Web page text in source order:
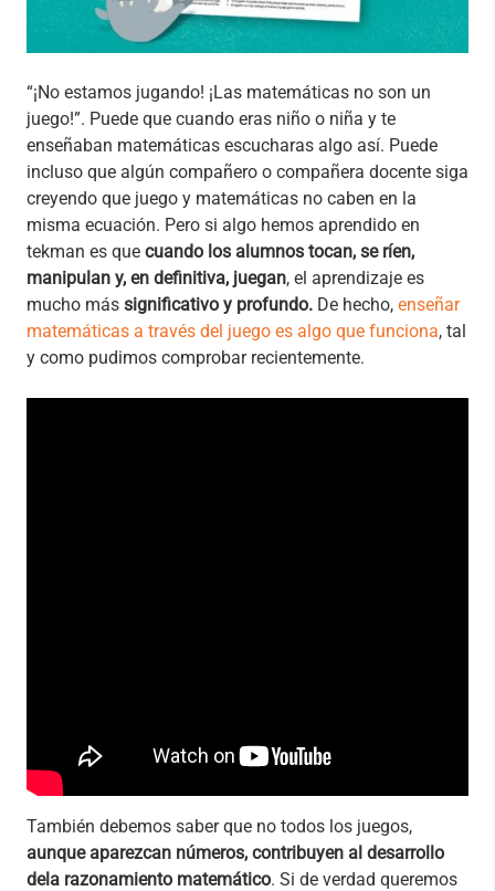
“¡No estamos jugando! ¡Las matemáticas no son un
juego!”. Puede que cuando eras niño o niña y te
enseñaban matemáticas escucharas algo así. Puede
incluso que algún compañero o compañera docente siga
creyendo que juego y matemáticas no caben en la
misma ecuación. Pero si algo hemos aprendido en
tekman es que cuando los alumnos tocan, se ríen,
manipulan y, en definitiva, juegan, el aprendizaje es
mucho más significativo y profundo. De hecho, enseñar
matemáticas a través del juego es algo que funciona, tal
y como pudimos comprobar recientemente.
También debemos saber que no todos los juegos,
aunque aparezcan números, contribuyen al desarrollo
dela razonamiento matemático. Si de verdad queremos